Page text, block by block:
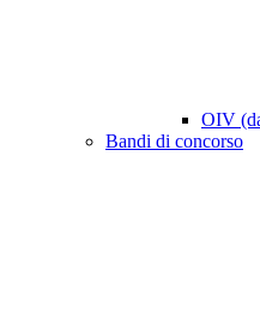
OIV
Bandi di concorso